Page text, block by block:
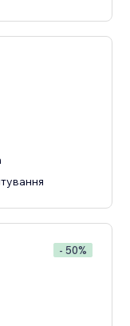
- 50%